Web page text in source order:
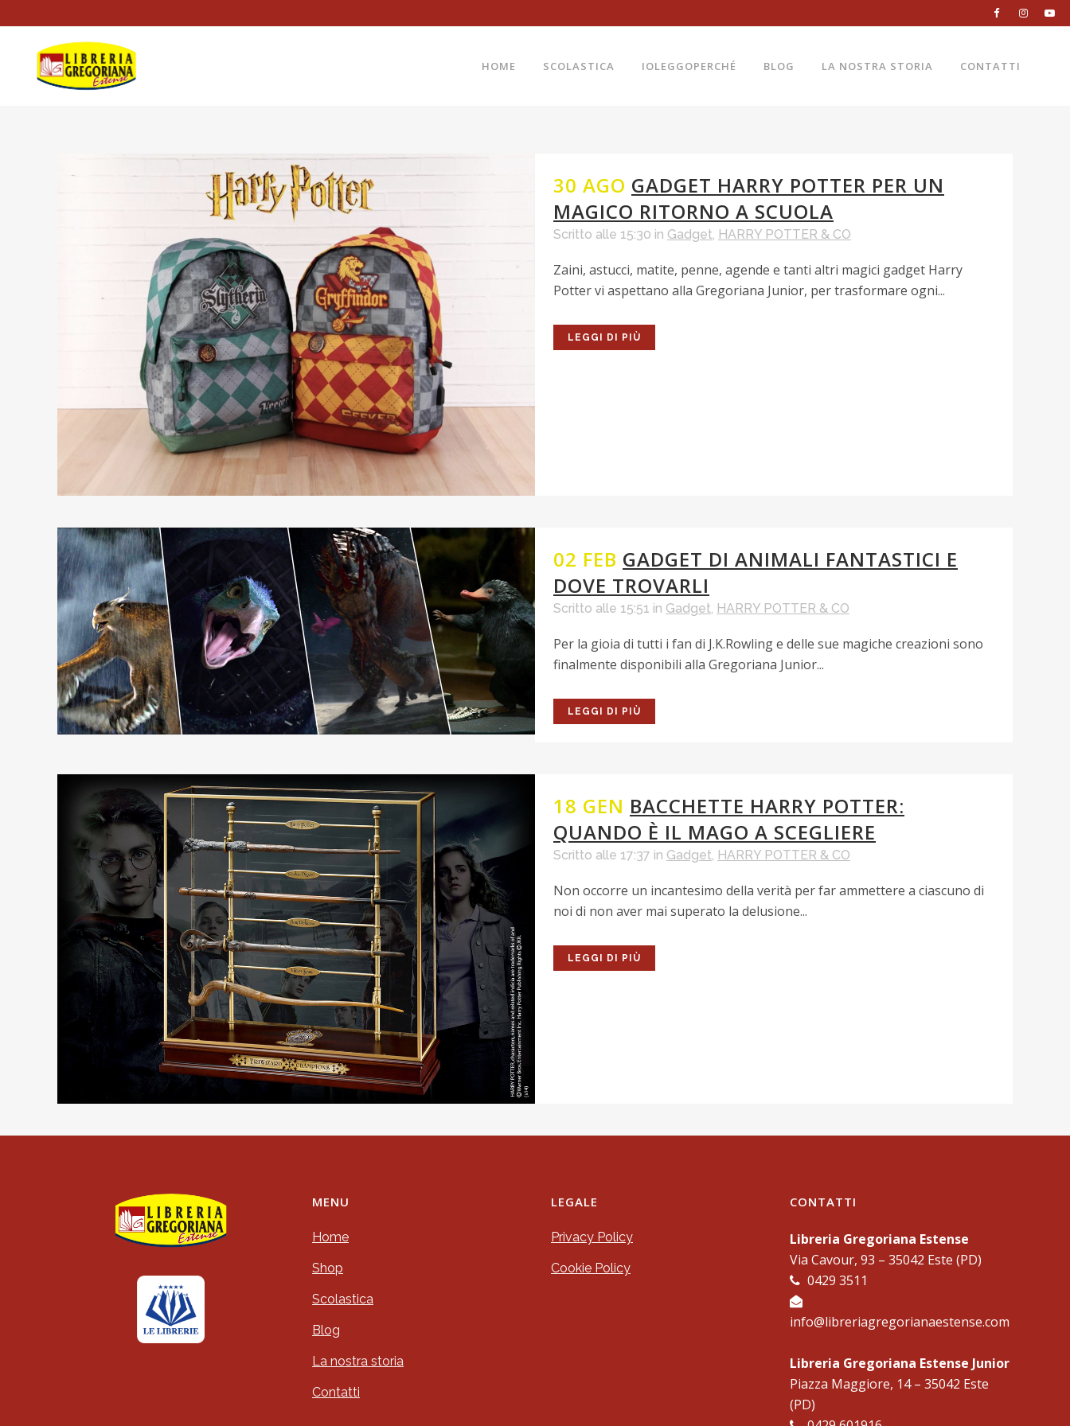
HOME SCOLASTICA IOLEGGOPERCHÉ BLOG LA NOSTRA STORIA CONTATTI
30 AGO GADGET HARRY POTTER PER UN
MAGICO RITORNO A SCUOLA
Scritto alle 15:30 in Gadget, HARRY POTTER & CO
Zaini, astucci, matite, penne, agende e tanti altri magici gadget Harry
Potter vi aspettano alla Gregoriana Junior, per trasformare ogni...
LEGGI DI PIÙ
02 FEB GADGET DI ANIMALI FANTASTICI E
DOVE TROVARLI
Scritto alle 15:51 in Gadget, HARRY POTTER & CO
Per la gioia di tutti i fan di J.K.Rowling e delle sue magiche creazioni sono
finalmente disponibili alla Gregoriana Junior...
LEGGI DI PIÙ
18 GEN BACCHETTE HARRY POTTER:
QUANDO È IL MAGO A SCEGLIERE
Scritto alle 17:37 in Gadget, HARRY POTTER & CO
Non occorre un incantesimo della verità per far ammettere a ciascuno di
noi di non aver mai superato la delusione...
LEGGI DI PIÙ
MENU
Home
Shop
Scolastica
Blog
La nostra storia
Contatti
LEGALE
Privacy Policy
Cookie Policy
CONTATTI
Libreria Gregoriana Estense
Via Cavour, 93 – 35042 Este (PD)
0429 3511
info@libreriagregorianaestense.com
Libreria Gregoriana Estense Junior
Piazza Maggiore, 14 – 35042 Este
(PD)